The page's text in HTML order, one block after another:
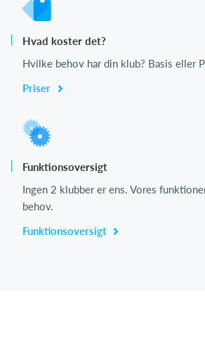
Hvad koster det?
Hvilke behov har din klub? Basis eller
Priser
Funktionsoversigt
Ingen 2 klubber er ens. Vores
behov.
Funktionsoversigt